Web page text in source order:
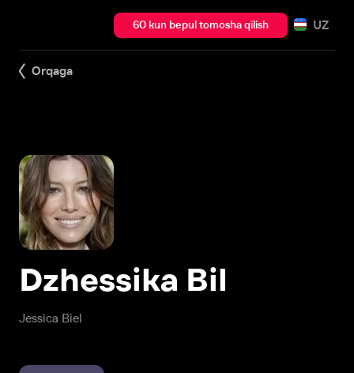
60 kun bepul tomosha qilish UZ
Orqaga
Jessica Biel
Dzhessika Bil